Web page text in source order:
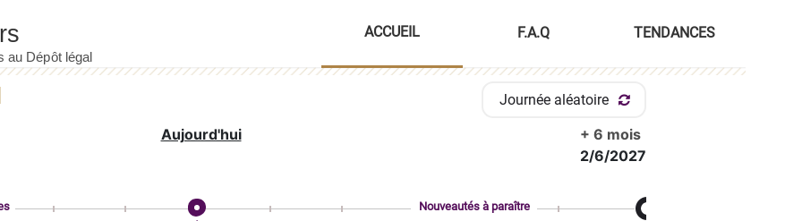
ACCUEIL F.A.Q TENDANCES
Journée aléatoire
Aujourd'hui
+ 6 mois
2/6/2027
Nouveautés à paraître